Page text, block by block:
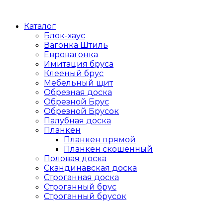
Каталог
Блок-хаус
Вагонка Штиль
Евровагонка
Имитация бруса
Клееный брус
Мебельный щит
Обрезная доска
Обрезной Брус
Обрезной Брусок
Палубная доска
Планкен
Планкен прямой
Планкен скошенный
Половая доска
Скандинавская доска
Строганная доска
Строганный брус
Строганный брусок